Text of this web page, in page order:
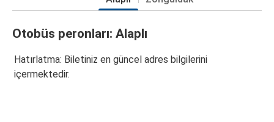
Otobüs peronları: Alaplı
Hatırlatma: Biletiniz en güncel adres bilgilerini
içermektedir.